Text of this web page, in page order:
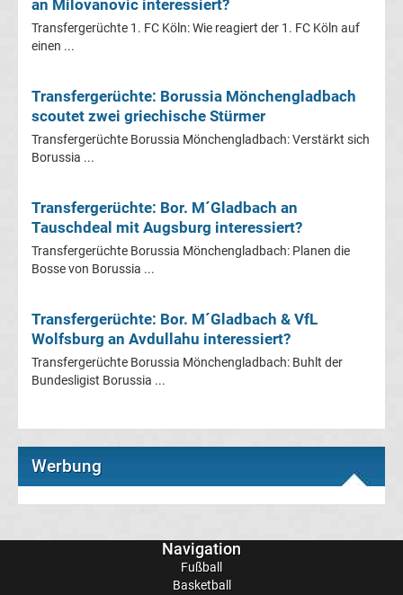
Transfergerüchte
Eintracht
Braunschweig
Transfergerüchte
Frankfurt
Transfergerüchte
Energie
Cottbus
FC
Augsburg
an Milovanovic interessiert?
Transfergerüchte 1. FC Köln: Wie reagiert der 1. FC Köln auf
einen ...
Transfergerüchte: Borussia Mönchengladbach
scoutet zwei griechische Stürmer
Transfergerüchte Borussia Mönchengladbach: Verstärkt sich
Borussia ...
Transfergerüchte: Bor. M´Gladbach an
Tauschdeal mit Augsburg interessiert?
Transfergerüchte Borussia Mönchengladbach: Planen die
Bosse von Borussia ...
Transfergerüchte: Bor. M´Gladbach & VfL
Wolfsburg an Avdullahu interessiert?
Transfergerüchte Borussia Mönchengladbach: Buhlt der
Bundesligist Borussia ...
Werbung
Navigation
Fußball
Basketball